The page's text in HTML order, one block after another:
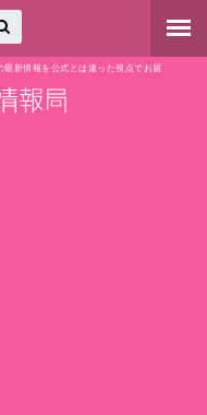
新情報を公式とは違った視点でお届